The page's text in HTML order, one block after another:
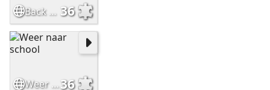
Back to school 36
Weer naar school36